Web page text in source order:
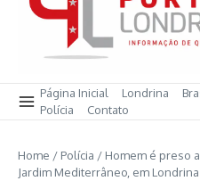
Página Inicial Londrina
Polícia
Contato
Home / Polícia / Homem é preso
Jardim Mediterrâneo, em Londrina